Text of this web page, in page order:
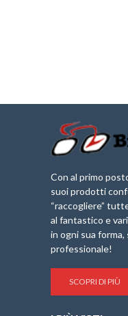
Con al primo
suoi prodotti
“raccogliere”
al fantastico e
in ogni sua forma,
professionale!
SCOPRI DI PIÙ